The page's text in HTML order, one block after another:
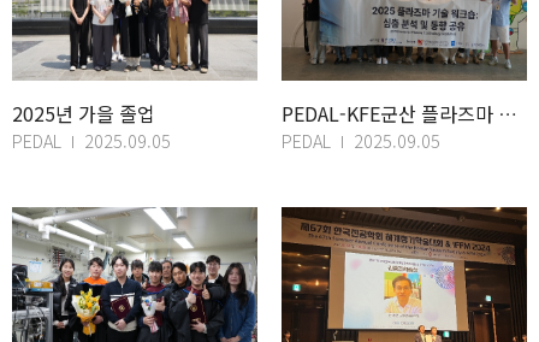
2025년 가을 졸업
PEDAL 2025.09.05
PEDAL-KFE군산 플라즈마 워크샵
PEDAL 2025.09.05